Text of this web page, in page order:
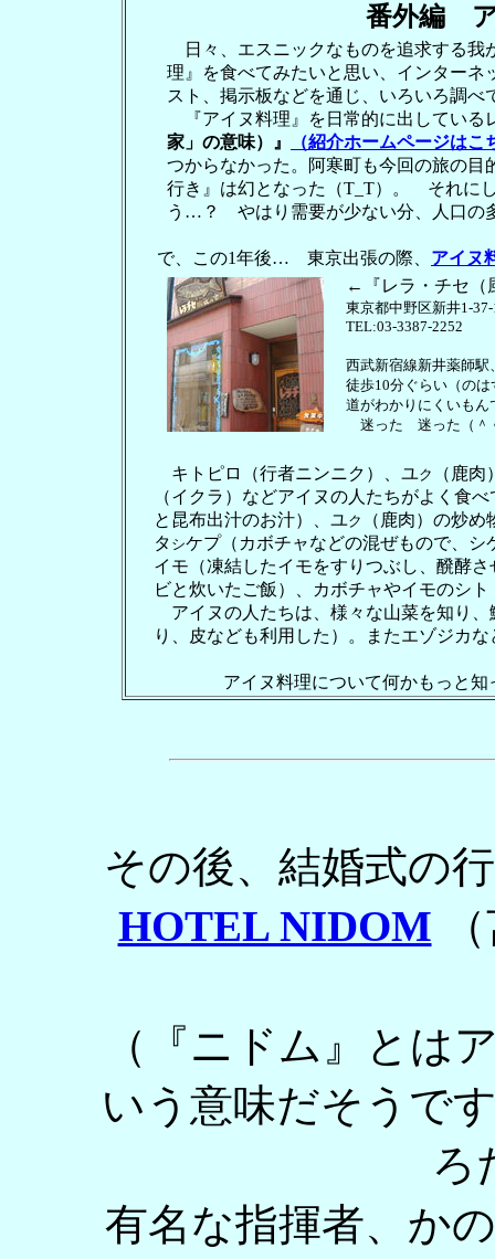
番外編
日々、エスニックなものを追求する我
理』を食べてみたいと思い、インター
スト、掲示板などを通じ、いろいろ調
『アイヌ料理』を日常的に出している
家」の意味）』
（紹介ホームページはこ
つからなかった。阿寒町も今回の旅の
行き』は幻となった（T_T）。 それに
う…？ やはり需要が少ない分、人口の
で、この1年後… 東京出張の際、 アイヌ
←『レラ・チセ（
東京都中野区新井1-
TEL:03-3387-2252
西武新宿線新井薬師駅
徒歩10分ぐらい（のは
道がわかりにくいもん
迷った 迷った（＾
キトピロ（行者ニンニク）、ユク
（鹿
（イクラ）などアイヌの人たちがよく食
と昆布出汁のお汁）、ユク
（鹿肉）の炒
タ シケプ（カボチャなどの混ぜもので、
イモ（凍結したイモをすりつぶし、醗酵
ビと炊いたご飯）、カボチャやイモのシ
アイヌの人たちは、様々な山菜を知り
り、皮なども利用した）。またエゾジカ
アイヌ料理について何かもっと
その後、結婚式の
HOTEL NIDOM
（『ニドム』とは
いう意味だそうで
ろ
有名な指揮者、か